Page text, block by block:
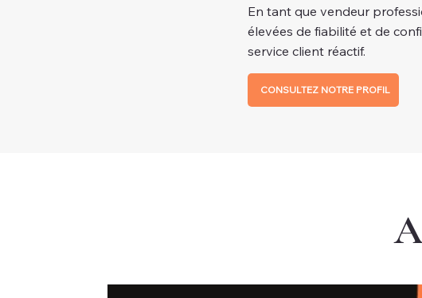
En tant que vendeur
élevées de fiabilité et de
service client réactif.
CONSULTEZ NOTRE PROFIL